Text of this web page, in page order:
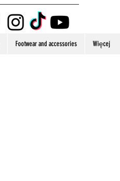
Footwear and accessories Więcej